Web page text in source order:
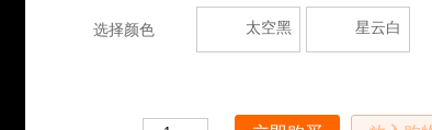
选择颜色 太空黑 星云白